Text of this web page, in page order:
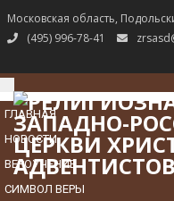
Московская область,
(495) 996-78-41
TOGGLE
NAVIGATION
ГЛАВНАЯ
НОВОСТИ
ВЕРОУЧЕНИЕ
СИМВОЛ ВЕРЫ